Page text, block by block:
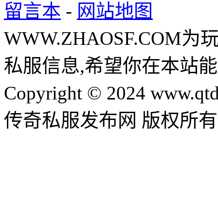
留言本 - 网站地图
WWW.ZHAOSF.COM为
私服信息,希望你在本站
Copyright © 2024
传奇私服发布网 版权所有